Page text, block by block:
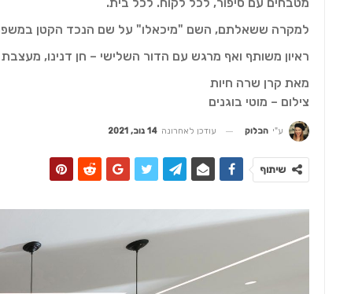
למקרה ששאלתם, השם "מיכאלו" על שם הנכד הקטן
ראיון משותף ואף מרגש עם הדור השלישי – חן דנינו,
מאת קרן שרה חיות
צילום – מוטי בוגנים
ע"י הבלוק עודכן לאחרונה 14 נוב, 2021
שיתוף